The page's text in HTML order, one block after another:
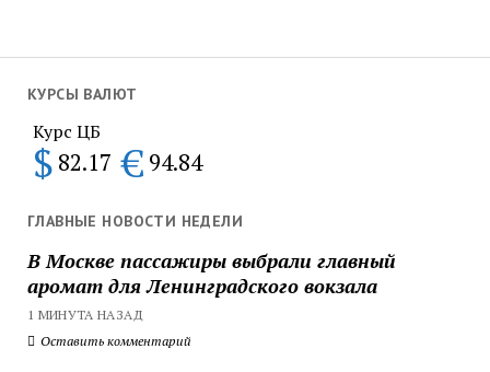
КУРСЫ ВАЛЮТ
Курс ЦБ
$ 82.17 € 94.84
ГЛАВНЫЕ НОВОСТИ НЕДЕЛИ
В Москве пассажиры выбрали главный
аромат для Ленинградского вокзала
1 МИНУТА НАЗАД
Оставить комментарий